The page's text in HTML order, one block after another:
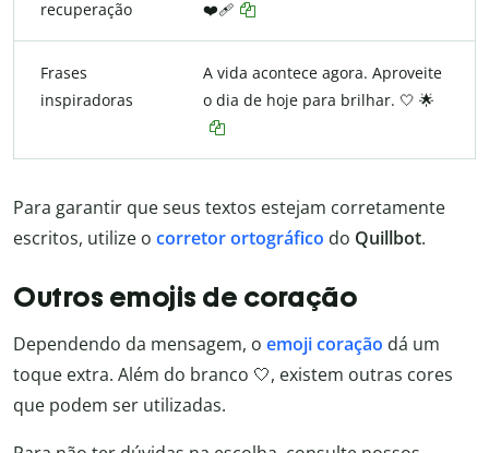
recuperação
❤️‍🩹
Frases
inspiradoras
A vida acontece agora. Aproveite
o dia de hoje para brilhar. 🤍 🌟
Para garantir que seus textos estejam corretamente
escritos, utilize o corretor ortográfico do Quillbot.
Outros emojis de coração
Dependendo da mensagem, o emoji coração dá um
toque extra. Além do branco 🤍, existem outras cores
que podem ser utilizadas.